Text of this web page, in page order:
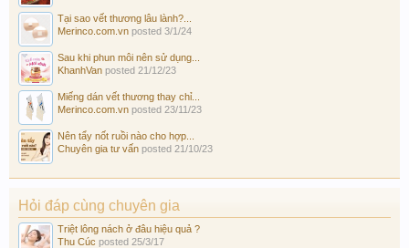
Tại sao vết thương lâu lành?...
Merinco.com.vn posted 3/1/24
Sau khi phun môi nên sử dụng...
KhanhVan posted 21/12/23
Miếng dán vết thương thay chỉ...
Merinco.com.vn posted 23/11/23
Nên tẩy nốt ruồi nào cho hợp...
Chuyên gia tư vấn posted 21/10/23
Hỏi đáp cùng chuyên gia
Triệt lông nách ở đâu hiệu quả ?
Thu Cúc posted 25/3/17